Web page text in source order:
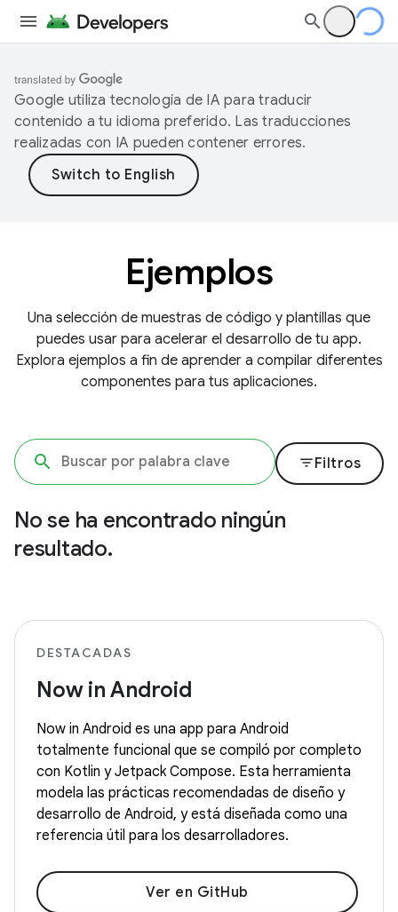
Google utiliza tecnología de IA para traducir
contenido a tu idioma preferido. Las traducciones
realizadas con IA pueden contener errores.
Ejemplos
Una selección de muestras de código y plantillas que
puedes usar para acelerar el desarrollo de tu app.
Explora ejemplos a fin de aprender a compilar diferentes
componentes para tus aplicaciones.
filter_listFiltros
No se ha encontrado ningún
resultado.
DESTACADAS
Now in Android
Now in Android es una app para Android
totalmente funcional que se compiló por completo
con Kotlin y Jetpack Compose. Esta herramienta
modela las prácticas recomendadas de diseño y
desarrollo de Android, y está diseñada como una
referencia útil para los desarrolladores.
Ver en GitHub